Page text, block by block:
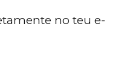
no teu e-